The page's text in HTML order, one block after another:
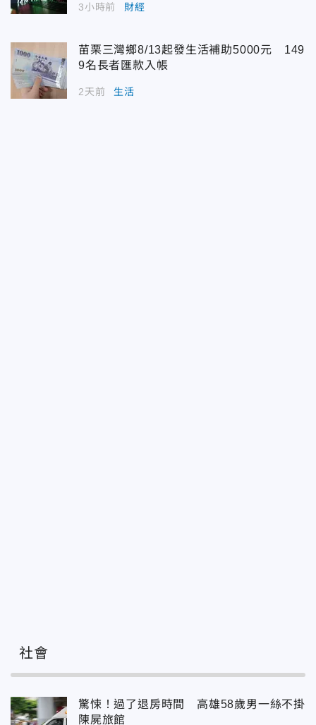
3小時前 財經
苗栗三灣鄉8/13起發生活補助5000元 149
9名長者匯款入帳
2天前 生活
社會
驚悚！過了退房時間 高雄58歲男一絲不掛
陳屍旅館